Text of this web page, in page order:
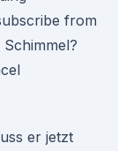
from
Schimmel?
er jetzt